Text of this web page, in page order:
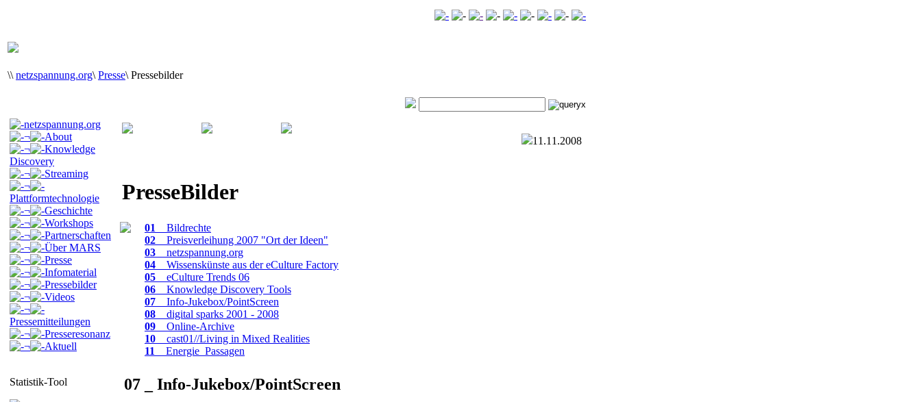
\\ netzspannung.org\ Presse\ Pressebilder
netzspannung.org
¬
About
¬
Knowledge
Discovery
¬
Streaming
¬
Plattformtechnologie
¬
Geschichte
¬
Workshops
¬
Partnerschaften
¬
Über MARS
¬
Presse
¬
Infomaterial
¬
Pressebilder
¬
Videos
¬
Pressemitteilungen
¬
Presseresonanz
¬
Aktuell
Statistik-Tool
11.11.2008
PresseBilder
01
_ Bildrechte
02 _ Preisverleihung 2007 "Ort der Ideen"
03 _ netzspannung.org
04 _ Wissenskünste aus der eCulture Factory
05 _ eCulture Trends 06
06 _ Knowledge Discovery Tools
07 _ Info-Jukebox/PointScreen
08 _ digital sparks 2001 - 2008
09 _ Online-Archive
10 _ cast01//Living in Mixed Realities
11
_ Energie_Passagen
07 _ Info-Jukebox/PointScreen